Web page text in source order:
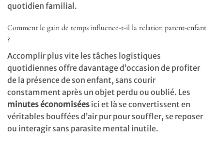
quotidien familial.
Comment le gain de temps influence-t-il la relation parent-enfant
?
Accomplir plus vite les tâches logistiques
quotidiennes offre davantage d’occasion de profiter
de la présence de son enfant, sans courir
constamment après un objet perdu ou oublié. Les
minutes économisées ici et là se convertissent en
véritables bouffées d’air pur pour souffler, se reposer
ou interagir sans parasite mental inutile.